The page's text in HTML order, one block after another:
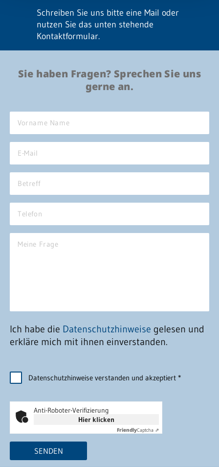
Schreiben Sie uns bitte eine Mail oder
nutzen Sie das unten stehende
Kontaktformular.
Sie haben Fragen? Sprechen Sie uns
gerne an.
Ich habe die Datenschutzhinweise gelesen und
erkläre mich mit ihnen einverstanden.
Datenschutzhinweise verstanden und akzeptiert *
Anti-Roboter-Verifizierung
Hier klicken
FriendlyCaptcha ⇗
SENDEN